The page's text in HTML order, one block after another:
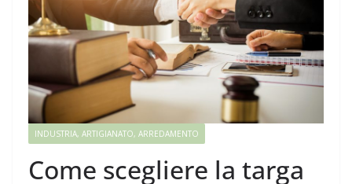
INDUSTRIA, ARTIGIANATO, ARREDAMENTO
Come scegliere la targa